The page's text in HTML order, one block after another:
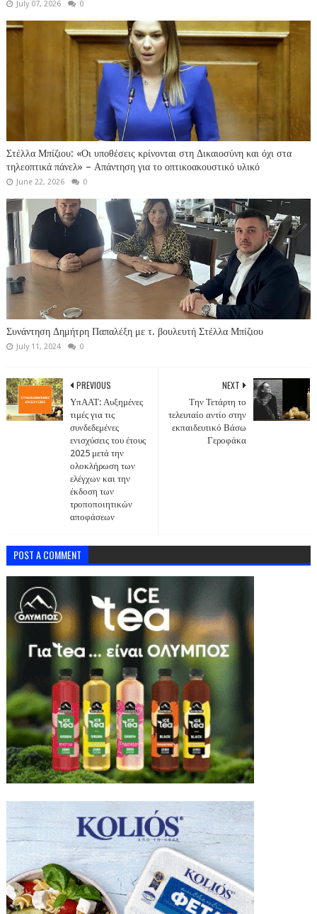
July 07, 2026 0
Στέλλα Μπίζιου: «Οι υποθέσεις κρίνονται στη Δικαιοσύνη και όχι στα
τηλεοπτικά πάνελ» – Απάντηση για το οπτικοακουστικό υλικό
June 22, 2026 0
Συνάντηση Δημήτρη Παπαλέξη με τ. βουλευτή Στέλλα Μπίζιου
July 11, 2024 0
NEXT
Την Τετάρτη το
τελευταίο αντίο στην
εκπαιδευτικό Βάσω
Γεροφάκα
PREVIOUS
ΥπΑΑΤ: Αυξημένες
τιμές για τις
συνδεδεμένες
ενισχύσεις του έτους
2025 μετά την
ολοκλήρωση των
ελέγχων και την
έκδοση των
τροποποιητικών
αποφάσεων
POST A COMMENT